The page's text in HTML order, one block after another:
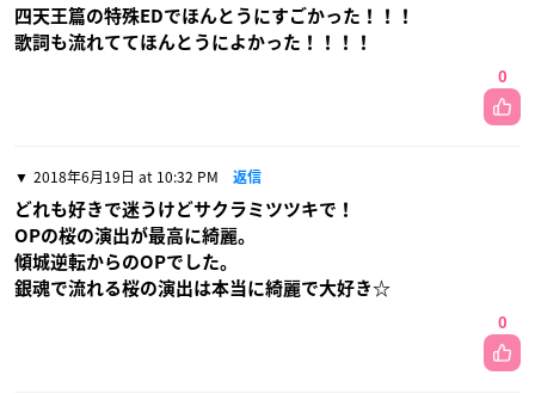
四天王篇の特殊EDでほんとうにすごかった！！！
歌詞も流れててほんとうによかった！！！！
0
2018年6月19日 at 10:32 PM 返信
どれも好きで迷うけどサクラミツツキで！
OPの桜の演出が最高に綺麗。
傾城逆転からのOPでした。
銀魂で流れる桜の演出は本当に綺麗で大好き☆
0